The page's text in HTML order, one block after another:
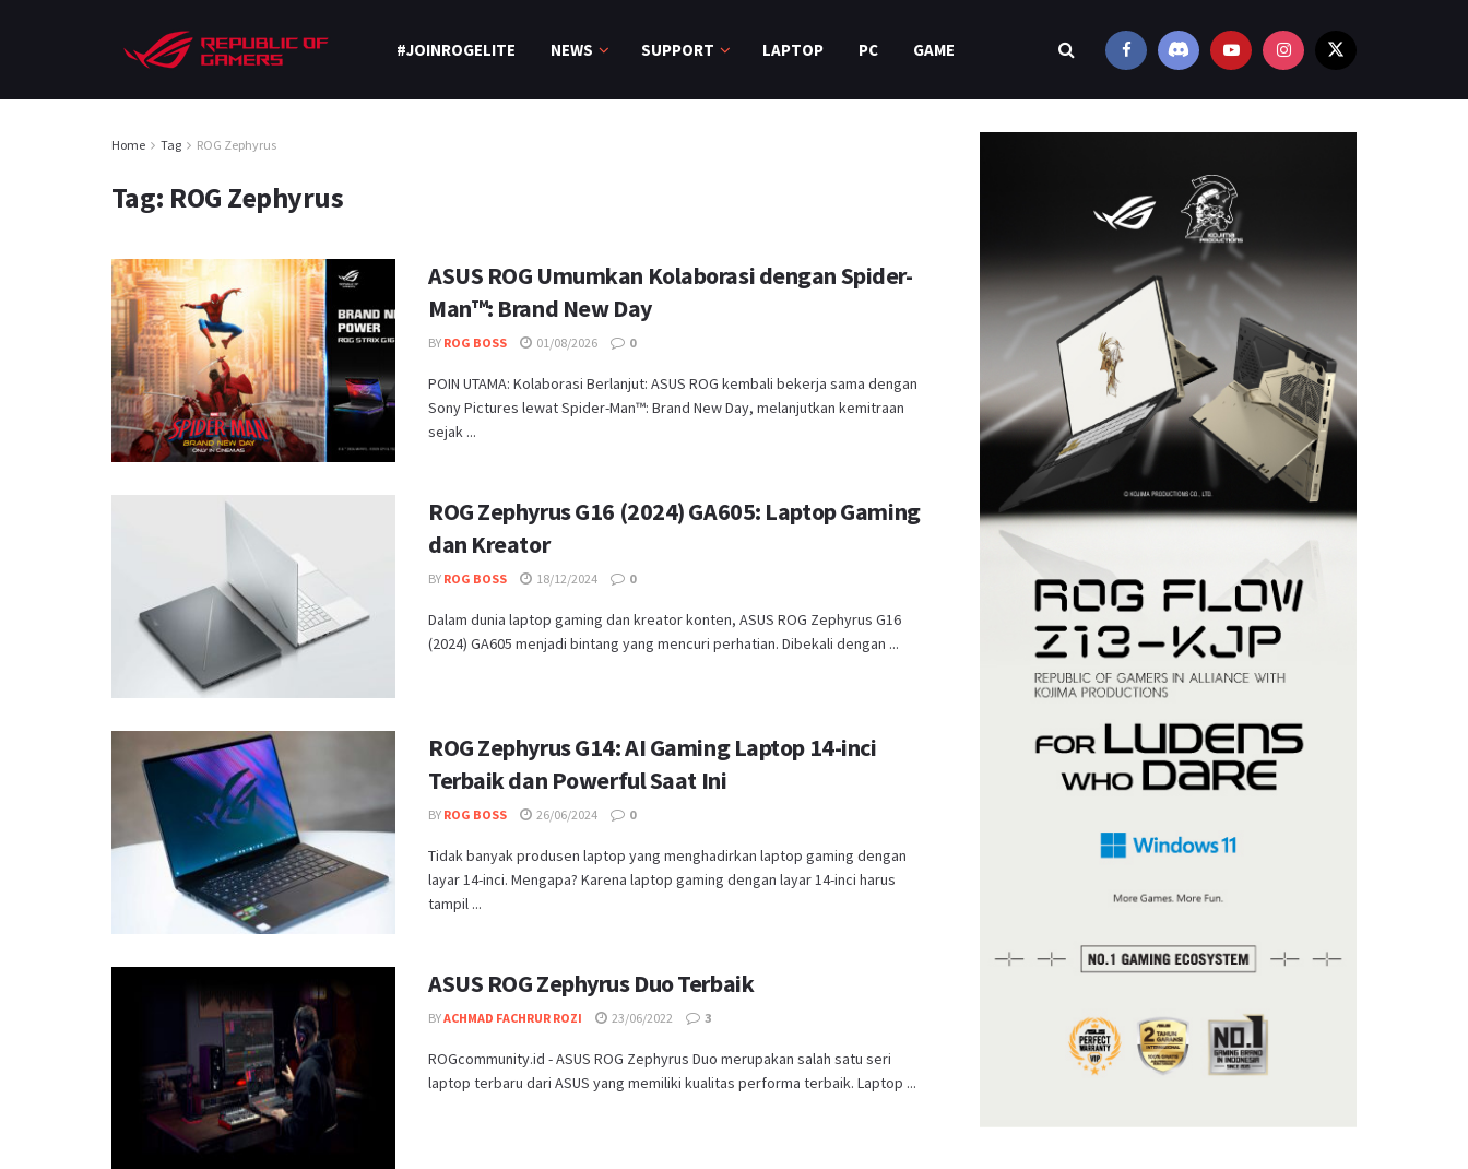
#JOINROGELITE NEWS SUPPORT LAPTOP PC GAME
Home Tag ROG Zephyrus
Tag: ROG Zephyrus
ASUS ROG Umumkan Kolaborasi dengan Spider-
Man™: Brand New Day
BY ROG BOSS 01/08/2026 0
POIN UTAMA: Kolaborasi Berlanjut: ASUS ROG kembali bekerja sama dengan
Sony Pictures lewat Spider-Man™: Brand New Day, melanjutkan kemitraan
sejak ...
ROG Zephyrus G16 (2024) GA605: Laptop Gaming
dan Kreator
BY ROG BOSS 18/12/2024 0
Dalam dunia laptop gaming dan kreator konten, ASUS ROG Zephyrus G16
(2024) GA605 menjadi bintang yang mencuri perhatian. Dibekali dengan ...
ROG Zephyrus G14: AI Gaming Laptop 14-inci
Terbaik dan Powerful Saat Ini
BY ROG BOSS 26/06/2024 0
Tidak banyak produsen laptop yang menghadirkan laptop gaming dengan
layar 14-inci. Mengapa? Karena laptop gaming dengan layar 14-inci harus
tampil ...
ASUS ROG Zephyrus Duo Terbaik
BYACHMAD FACHRUR ROZI 23/06/2022 3
ROGcommunity.id - ASUS ROG Zephyrus Duo merupakan salah satu seri
laptop terbaru dari ASUS yang memiliki kualitas performa terbaik. Laptop ...